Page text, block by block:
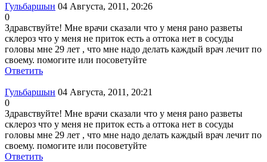
Гульбаршын 04 Августа, 2011, 20:26
0
Здравствуйте! Мне врачи сказали что у меня рано разветы
склероз что у меня не приток есть а оттока нет в сосуды
головы мне 29 лет , что мне надо делать каждый врач лечит по
своему. помогите или посоветуйте
Ответить
Гульбаршын 04 Августа, 2011, 20:21
0
Здравствуйте! Мне врачи сказали что у меня рано разветы
склероз что у меня не приток есть а оттока нет в сосуды
головы мне 29 лет , что мне надо делать каждый врач лечит по
своему. помогите или посоветуйте
Ответить